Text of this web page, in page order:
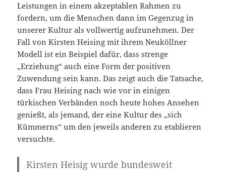
Leistungen in einem akzeptablen Rahmen zu
fordern, um die Menschen dann im Gegenzug in
unserer Kultur als vollwertig aufzunehmen. Der
Fall von Kirsten Heising mit ihrem Neuköllner
Modell ist ein Beispiel dafür, dass strenge
„Erziehung“ auch eine Form der positiven
Zuwendung sein kann. Das zeigt auch die Tatsache,
dass Frau Heising nach wie vor in einigen
türkischen Verbänden noch heute hohes Ansehen
genießt, als jemand, der eine Kultur des „sich
Kümmerns“ um den jeweils anderen zu etablieren
versuchte.
Kirsten Heisig wurde bundesweit